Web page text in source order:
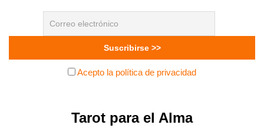
Acepto la política de privacidad
Tarot para el Alma